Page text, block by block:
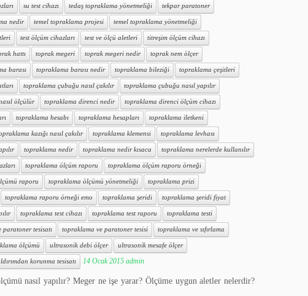
su test cihazı tedaş topraklama yönetmeliği tekpar paratoner
nedir temel topraklama projesi temel topraklama yönetmeliği
test ölçüm cihazları test ve ölçü aletleri titreşim ölçüm cihazı
hattı toprak megeri toprak megeri nedir toprak nem ölçer
barası topraklama barası nedir topraklama bileziği topraklama çeşitleri
topraklama çubuğu nasıl çakılır topraklama çubuğu nasıl yapılır
ölçülür topraklama direnci nedir topraklama direnci ölçüm cihazı
topraklama hesabı topraklama hesapları topraklama iletkeni
kazığı nasıl çakılır topraklama klemensi topraklama levhası
topraklama nedir topraklama nedir kısaca topraklama nerelerde kullanılır
topraklama ölçüm raporu topraklama ölçüm raporu örneği
raporu topraklama ölçümü yönetmeliği topraklama prizi
topraklama raporu örneği emo topraklama şeridi topraklama şeridi fiyat
topraklama test cihazı topraklama test raporu topraklama testi
paratoner tesisatı topraklama ve paratoner tesisi topraklama ve sıfırlama
ölçümü ultrasonik debi ölçer ultrasonik mesafe ölçer
korunma tesisatı 14 Ocak 2015 admin
nasıl yapılır? Meger ne işe yarar? Ölçüme uygun aletler nelerdir?